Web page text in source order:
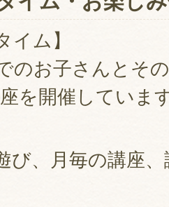
イム】
のお子さんとそ
を開催していま
び、月毎の講座